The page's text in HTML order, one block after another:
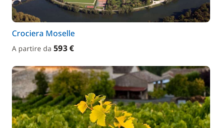
Crociera Moselle
A partire da 593 €